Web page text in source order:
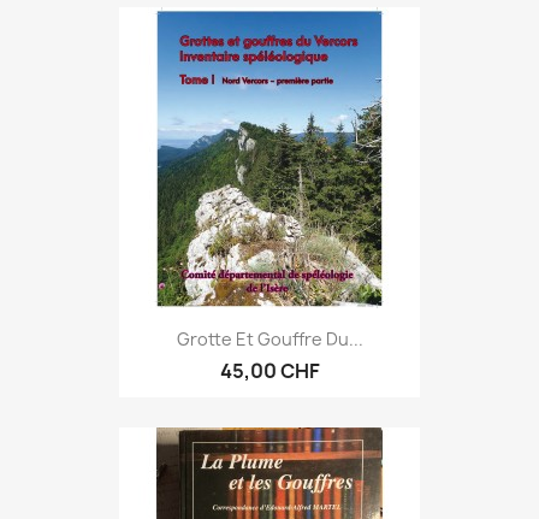
Grotte Et Gouffre Du...
45,00 CHF